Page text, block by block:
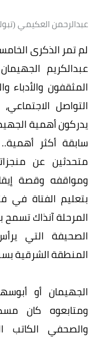
عبدالرحمن العكيمي
لم تمر الذكرى
عبدالكريم
المثقفون
التواصل
يدركون أهمية
سابقة أكثر
متحدثين عن
ومواقفه وقصة
بتعليم الفتاة في
المرحلة آنذاك
الصحيفة التي
المنطقة الشرقية
الجهيمان أو
ومتابعوه كان
والصحفي الكاتب